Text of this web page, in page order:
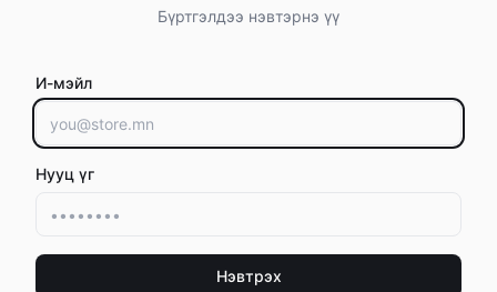
Бүртгэлдээ нэвтэрнэ үү
И-мэйл
Нууц үг
Нэвтрэх